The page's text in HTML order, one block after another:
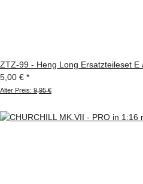
ZTZ-99 - Heng Long Ersatzteileset E
5,00 € *
Alter Preis: 9,95 €